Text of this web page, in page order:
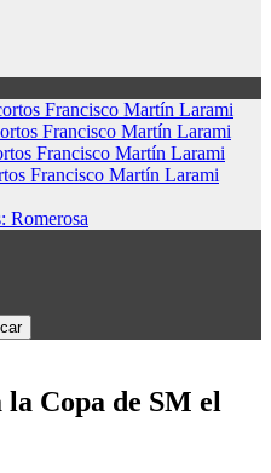
Francisco Martín Larami
Francisco Martín Larami
Francisco Martín Larami
Francisco Martín Larami
Romerosa
Copa de SM el